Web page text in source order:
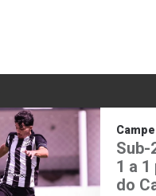
Sub-
1 a
do